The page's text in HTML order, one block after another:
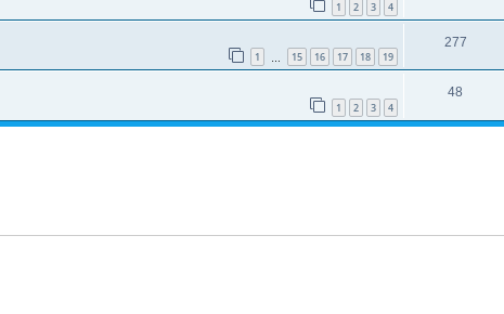
1 2 3 4
1 15 16 17 18 19
277
1 2 3 4
48